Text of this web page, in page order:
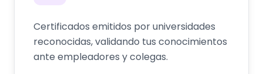
Certificados emitidos por universidades
reconocidas, validando tus conocimientos
ante empleadores y colegas.